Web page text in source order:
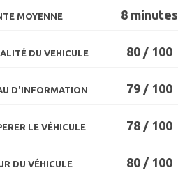
MOYENNE 8 minutes
DU VEHICULE 80 / 100
D'INFORMATION 79 / 100
LE VÉHICULE 78 / 100
DU VÉHICULE 80 / 100